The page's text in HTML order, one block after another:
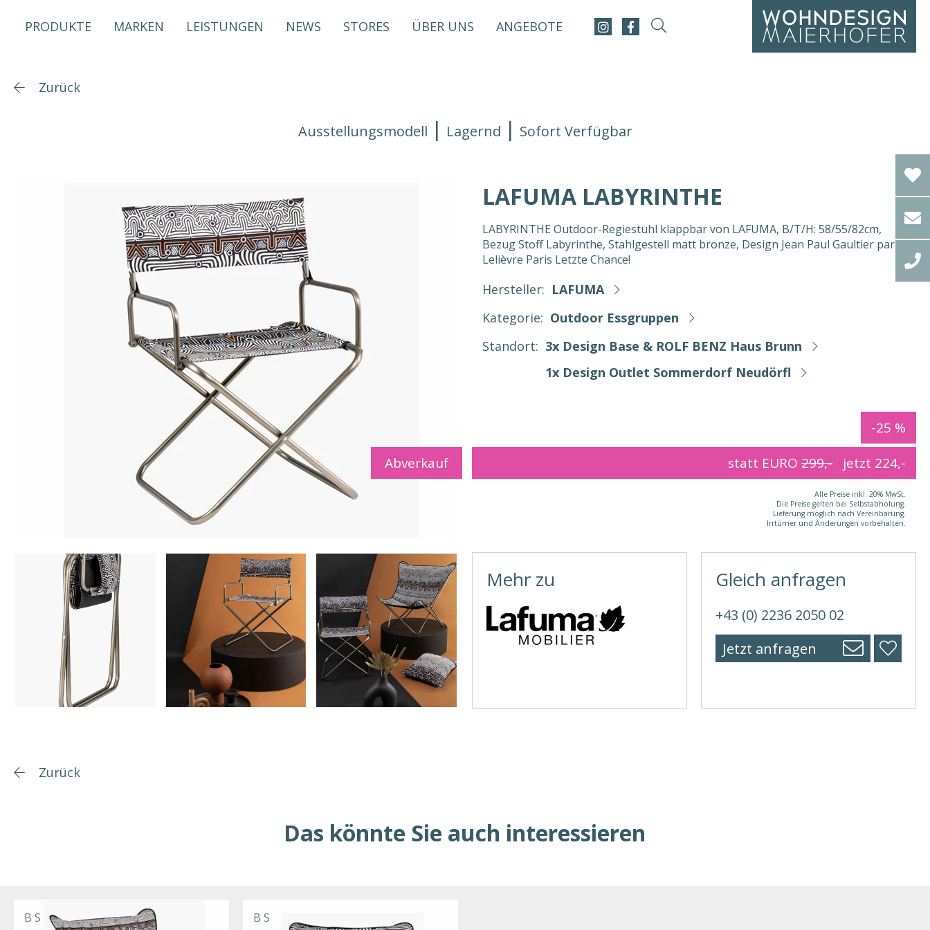
PRODUKTE MARKEN LEISTUNGEN NEWS STORES ÜBER UNS ANGEBOTE
Zurück
Ausstellungsmodell Lagernd Sofort Verfügbar
LAFUMA LABYRINTHE
LABYRINTHE Outdoor-Regiestuhl klappbar von LAFUMA, B/T/H: 58/55/82cm,
Bezug Stoff Labyrinthe, Stahlgestell matt bronze, Design Jean Paul Gaultier par
Lelièvre Paris Letzte Chance!
Hersteller: LAFUMA
Kategorie: Outdoor Essgruppen
Standort: 3x Design Base & ROLF BENZ Haus Brunn
1x Design Outlet Sommerdorf Neudörfl
-25 %
statt EURO 299,- jetzt 224,-
Abverkauf
Alle Preise inkl. 20% MwSt.
Die Preise gelten bei Selbstabholung.
Lieferung möglich nach Vereinbarung.
Irrtümer und Änderungen vorbehalten.
Mehr zu Gleich anfragen
+43 (0) 2236 2050 02
Jetzt anfragen
Zurück
Das könnte Sie auch interessieren
B S B S